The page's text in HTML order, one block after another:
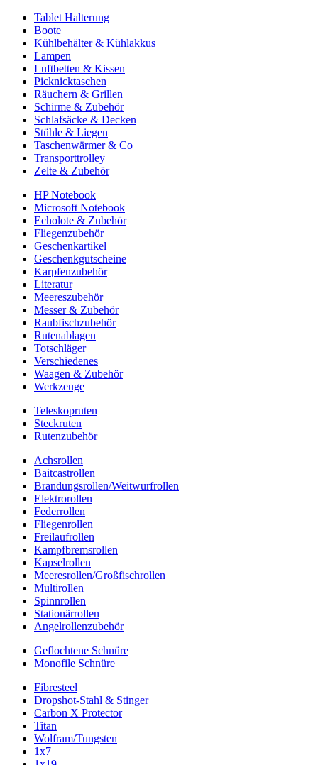
Tablet Halterung
Boote
Kühlbehälter & Kühlakkus
Lampen
Luftbetten & Kissen
Picknicktaschen
Räuchern & Grillen
Schirme & Zubehör
Schlafsäcke & Decken
Stühle & Liegen
Taschenwärmer & Co
Transporttrolley
Zelte & Zubehör
HP Notebook
Microsoft Notebook
Echolote & Zubehör
Fliegenzubehör
Geschenkartikel
Geschenkgutscheine
Karpfenzubehör
Literatur
Meereszubehör
Messer & Zubehör
Raubfischzubehör
Rutenablagen
Totschläger
Verschiedenes
Waagen & Zubehör
Werkzeuge
Teleskopruten
Steckruten
Rutenzubehör
Achsrollen
Baitcastrollen
Brandungsrollen/Weitwurfrollen
Elektrorollen
Federrollen
Fliegenrollen
Freilaufrollen
Kampfbremsrollen
Kapselrollen
Meeresrollen/Großfischrollen
Multirollen
Spinnrollen
Stationärrollen
Angelrollenzubehör
Geflochtene Schnüre
Monofile Schnüre
Fibresteel
Dropshot-Stahl & Stinger
Carbon X Protector
Titan
Wolfram/Tungsten
1x7